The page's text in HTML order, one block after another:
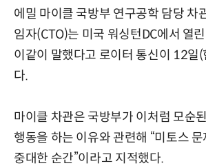
에밀 마이클 국방부 연구공학 담당 차
임자(CTO)는 미국 워싱턴DC에서 열
이같이 말했다고 로이터 통신이 12일
다.
마이클 차관은 국방부가 이처럼 모순
행동을 하는 이유와 관련해 “미토스 문
중대한 순간”이라고 지적했다.